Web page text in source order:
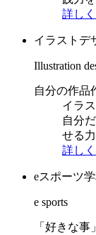
詳し
イラストデ
Illustration
自分の作品
イラ
自分
せる
詳し
eスポーツ
e sports
「好きな事